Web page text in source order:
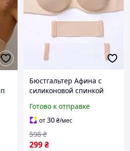
Бюстгальтер Афина с
силиконовой спинкой
гладкий лифчик балконет
пуш ап бежевый, размер
70A
Готово к отправке
от30₴/мес
299₴
598 ₴